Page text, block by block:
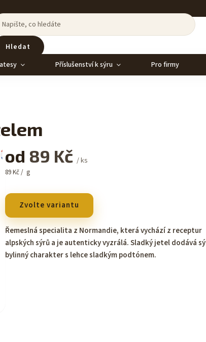
Hledat
Příslušenství k sýru Pro firmy
od 89 Kč / ks
89 Kč / g
Zvolte variantu
Řemeslná specialita z Normandie, která vychází z receptur
alpských sýrů a je autenticky vyzrálá. Sladký jetel dodává
bylinný charakter s lehce sladkým podtónem.